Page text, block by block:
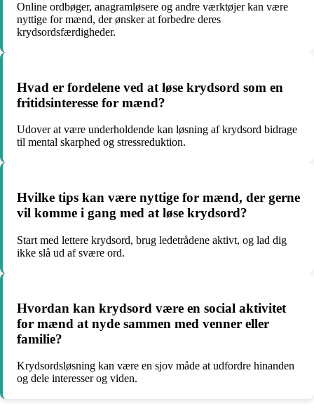
Online ordbøger, anagramløsere og andre værktøjer kan være
nyttige for mænd, der ønsker at forbedre deres
krydsordsfærdigheder.
Hvad er fordelene ved at løse krydsord som en
fritidsinteresse for mænd?
Udover at være underholdende kan løsning af krydsord bidrage
til mental skarphed og stressreduktion.
Hvilke tips kan være nyttige for mænd, der gerne
vil komme i gang med at løse krydsord?
Start med lettere krydsord, brug ledetrådene aktivt, og lad dig
ikke slå ud af svære ord.
Hvordan kan krydsord være en social aktivitet
for mænd at nyde sammen med venner eller
familie?
Krydsordsløsning kan være en sjov måde at udfordre hinanden
og dele interesser og viden.